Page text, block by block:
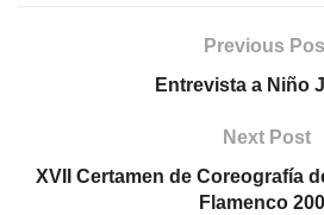
Previous
Entrevista a Niño
Next Post
XVII Certamen de Coreografía
Flamenco